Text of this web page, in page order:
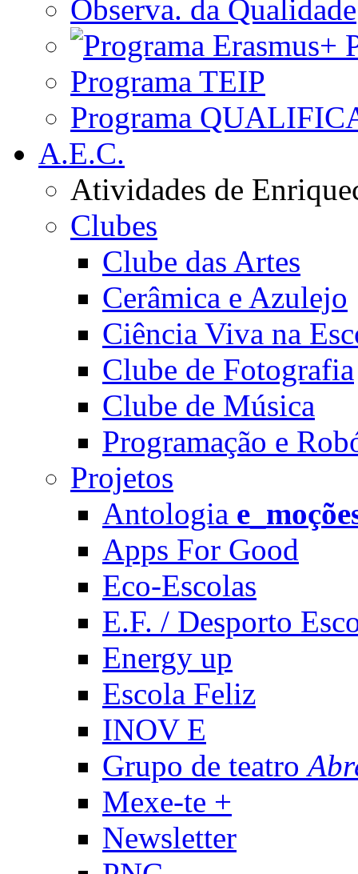
Observa. da Qualidade
Programa TEIP
Programa
A.E.C.
Atividades de
Clubes
Clube das Artes
Cerâmica e Azulejo
Ciência Viva na
Clube de Fotografia
Clube de Música
Programação e
Projetos
Antologia
Apps For Good
Eco-Escolas
E.F. / Desporto
Energy up
Escola Feliz
INOV E
Grupo de teatro
Mexe-te +
Newsletter